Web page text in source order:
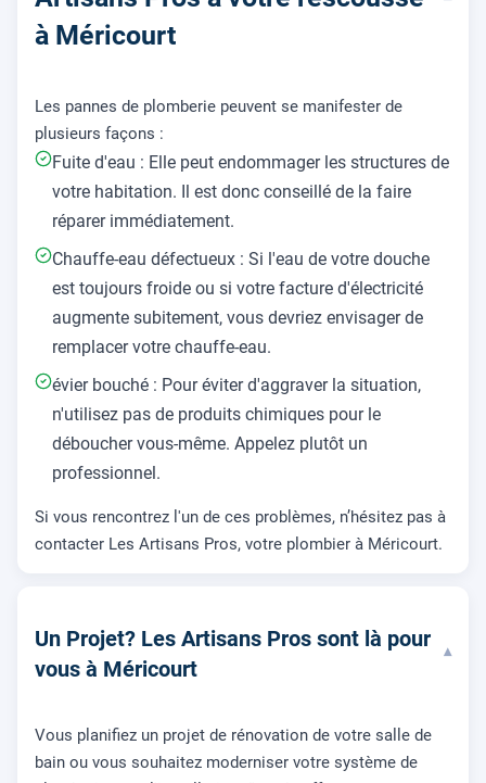
à Méricourt
Les pannes de plomberie peuvent se manifester de
plusieurs façons :
Fuite d'eau : Elle peut endommager les structures de
votre habitation. Il est donc conseillé de la faire
réparer immédiatement.
Chauffe-eau défectueux : Si l'eau de votre douche
est toujours froide ou si votre facture d'électricité
augmente subitement, vous devriez envisager de
remplacer votre chauffe-eau.
évier bouché : Pour éviter d'aggraver la situation,
n'utilisez pas de produits chimiques pour le
déboucher vous-même. Appelez plutôt un
professionnel.
Si vous rencontrez l'un de ces problèmes, n’hésitez pas à
contacter Les Artisans Pros, votre plombier à Méricourt.
Un Projet? Les Artisans Pros sont là pour
vous à Méricourt
▾
Vous planifiez un projet de rénovation de votre salle de
bain ou vous souhaitez moderniser votre système de